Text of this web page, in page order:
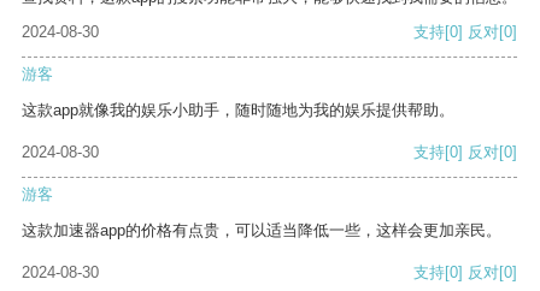
2024-08-30
支持[0] 反对[0]
游客
这款app就像我的娱乐小助手，随时随地为我的娱乐提供帮助。
2024-08-30 支持[0] 反对[0]
游客
这款加速器app的价格有点贵，可以适当降低一些，这样会更加亲民。
2024-08-30 支持[0] 反对[0]